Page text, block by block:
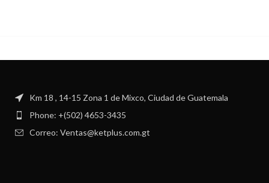
Km 18 , 14-15 Zona 1 de Mixco, Ciudad de Guatemala
Phone: +(502) 4653-3435
Correo: Ventas@ketplus.com.gt